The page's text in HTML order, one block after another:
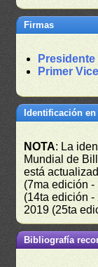
Firmas
Presidente
Primer
Identificación
NOTA: La
Mundial de
está
(7ma edición
(14ta edición
2019 (25ta
Bibliografía